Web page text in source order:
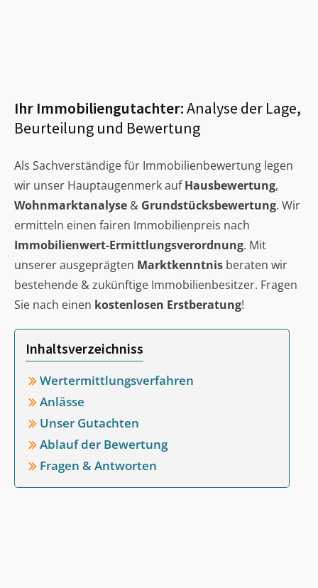
Ihr Immobiliengutachter:Analyse der Lage,
Beurteilung und Bewertung
Als Sachverständige für Immobilienbewertung legen
wir unser Hauptaugenmerk aufHausbewertung,
Wohnmarktanalyse & Grundstücksbewertung. Wir
ermitteln einen fairen Immobilienpreis nach
Immobilienwert-Ermittlungsverordnung. Mit
unserer ausgeprägten Marktkenntnis beraten wir
bestehende & zukünftige Immobilienbesitzer. Fragen
Sie nach einen kostenlosen Erstberatung!
Inhaltsverzeichniss
Wertermittlungsverfahren
Anlässe
Unser Gutachten
Ablauf der Bewertung
Fragen & Antworten